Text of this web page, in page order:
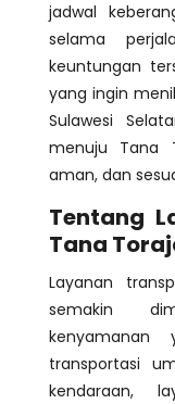
jadwal
selama
keuntungan
yang ingin
Sulawesi
menuju Tana
aman, dan
Tentang
Tana
Layanan
semakin
kenyamanan
transportasi
kendaraan,